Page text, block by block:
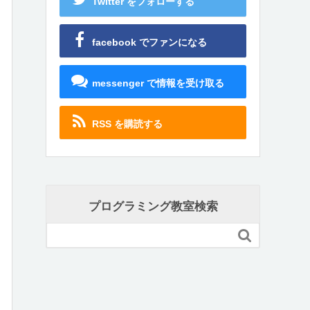
facebook でファンになる
messenger で情報を受け取る
RSS を購読する
プログラミング教室検索
